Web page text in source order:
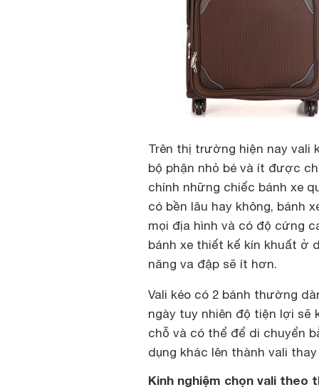
Trên thị trường hiện nay vali
bộ phận nhỏ bé và ít được
chính những chiếc bánh xe
có bền lâu hay không, bánh
mọi địa hình và có độ cứng
bánh xe thiết kế kín khuất ở
năng va đập sẽ ít hơn.
Vali kéo có 2 bánh thường
ngày tuy nhiên độ tiện lợi sẽ
chỗ và có thể để di chuyển
dụng khác lên thành vali
Kinh nghiệm chọn vali theo